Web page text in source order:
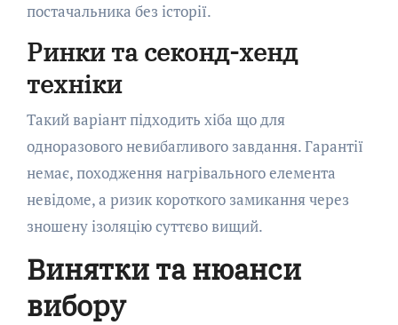
постачальника без історії.
Ринки та секонд-хенд
техніки
Такий варіант підходить хіба що для
одноразового невибагливого завдання. Гарантії
немає, походження нагрівального елемента
невідоме, а ризик короткого замикання через
зношену ізоляцію суттєво вищий.
Винятки та нюанси
вибору